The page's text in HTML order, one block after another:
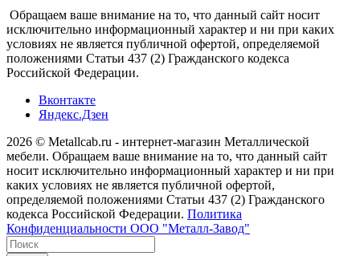
Обращаем ваше внимание на то, что данный сайт носит
исключительно информационный характер и ни при каких
условиях не является публичной офертой, определяемой
положениями Статьи 437 (2) Гражданского кодекса
Российской Федерации.
Вконтакте
Яндекс.Дзен
2026 © Metallcab.ru - интернет-магазин Металлической
мебели. Обращаем ваше внимание на то, что данный сайт
носит исключительно информационный характер и ни при
каких условиях не является публичной офертой,
определяемой положениями Статьи 437 (2) Гражданского
кодекса Российской Федерации. Политика
Конфиденциальности ООО "Металл-Завод"